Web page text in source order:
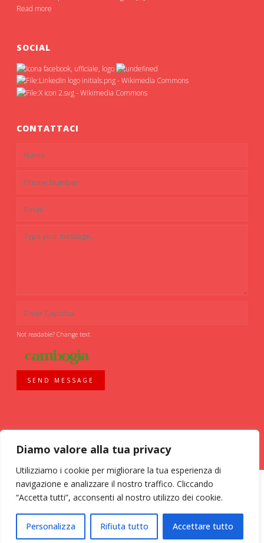
Diamo valore alla tua privacy
Utilizziamo i cookie per migliorare la tua esperienza di
navigazione e analizzare il nostro traffico. Cliccando
“Accetta tutti”, acconsenti al nostro utilizzo dei cookie.
Personalizza Rifiuta tutto Accettare tutto
Read more
SOCIAL
CONTATTACI
Not readable? Change text.
SEND MESSAGE
ASSOCIAZIONE VOLONTARI ITALIANI SANGUE - AVIS COMUNALE MILANO -